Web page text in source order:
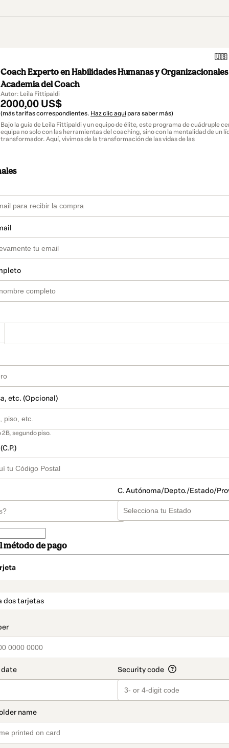
🇺🇸
Coach Experto en Habilidades Humanas y Organizacionales
Academia del Coach
Autor: Leila Fittipaldi
2000,00 US$
(más tarifas correspondientes. Haz clic aquí para saber más)
Bajo la guía de Leila Fittipaldi y un equipo de élite, este programa de cuádruple
equipa no solo con las herramientas del coaching, sino con la mentalidad de un
transformador. Aquí, vivimos de la transformación de las vidas de las
etc. (Opcional)
segundo piso.
C. Autónoma/Depto./Estado/
método de pago
dos tarjetas